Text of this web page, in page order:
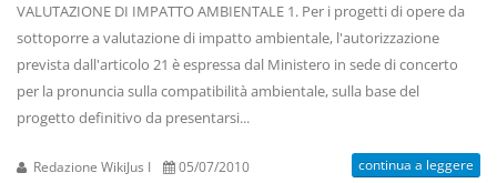
VALUTAZIONE DI IMPATTO AMBIENTALE 1. Per i progetti di opere da
sottoporre a valutazione di impatto ambientale, l'autorizzazione
prevista dall'articolo 21 è espressa dal Ministero in sede di concerto
per la pronuncia sulla compatibilità ambientale, sulla base del
progetto definitivo da presentarsi...
Redazione WikiJus I 05/07/2010 continua a leggere